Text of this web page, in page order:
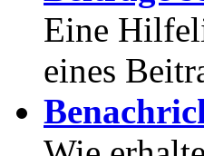
Eine
eines